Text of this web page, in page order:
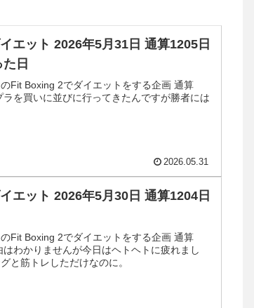
エット 2026年5月31日 通算1205日
日
Fit Boxing 2でダイエットをする企画 通算
を買いに並びに行ってきたんですが勝者には
2026.05.31
エット 2026年5月30日 通算1204日
Fit Boxing 2でダイエットをする企画 通算
わかりませんが今日はヘトヘトに疲れまし
と筋トレしただけなのに。